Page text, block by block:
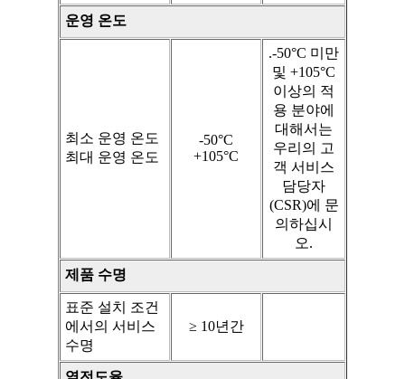
운영 온도
최소 운영 온도
최대 운영 온도
-50°C
+105°C
.-50°C 미만
및 +105°C
이상의 적
용 분야에
대해서는
우리의 고
객 서비스
담당자
(CSR)에 문
의하십시
오.
제품 수명
표준 설치 조건
에서의 서비스
수명
≥ 10년간